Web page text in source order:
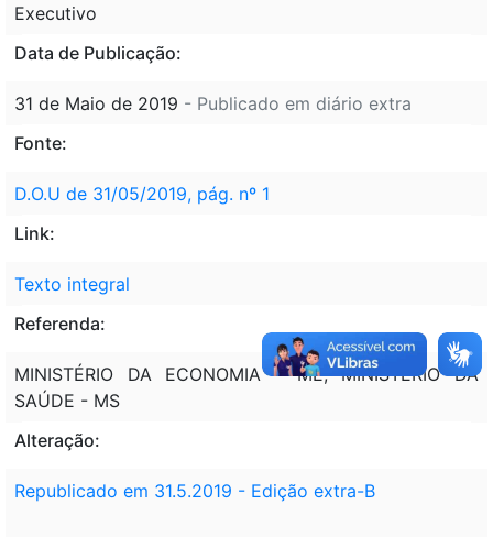
Executivo
Data de Publicação:
31 de Maio de 2019 - Publicado em diário extra
Fonte:
D.O.U de 31/05/2019, pág. nº 1
Link:
Texto integral
Referenda:
MINISTÉRIO DA ECONOMIA - ME, MINISTÉRIO DA
SAÚDE - MS
Alteração:
Republicado em 31.5.2019 - Edição extra-B